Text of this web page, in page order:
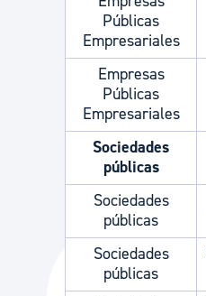
Públicas
Empresariales
Empresas
Públicas
Empresariales
Sociedades
públicas
Sociedades
públicas
Sociedades
públicas